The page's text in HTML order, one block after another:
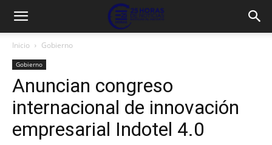
Inicio Gobierno
Gobierno
Anuncian congreso
internacional de innovación
empresarial Indotel 4.0